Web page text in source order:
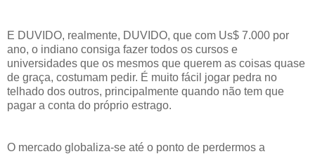
E DUVIDO, realmente, DUVIDO, que com Us$ 7.000 por
ano, o indiano consiga fazer todos os cursos e
universidades que os mesmos que querem as coisas quase
de graça, costumam pedir. É muito fácil jogar pedra no
telhado dos outros, principalmente quando não tem que
pagar a conta do próprio estrago.
O mercado globaliza-se até o ponto de perdermos a